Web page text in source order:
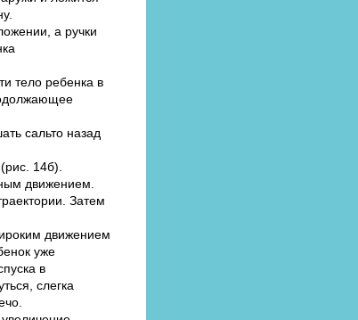
а ручки
тело ребенка в
сальто назад
14б).
движением.
Затем
движением
уже
в
слегка